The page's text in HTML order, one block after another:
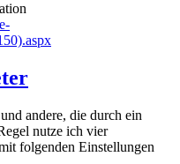
andere, die durch ein
nutze ich vier
folgenden Einstellungen